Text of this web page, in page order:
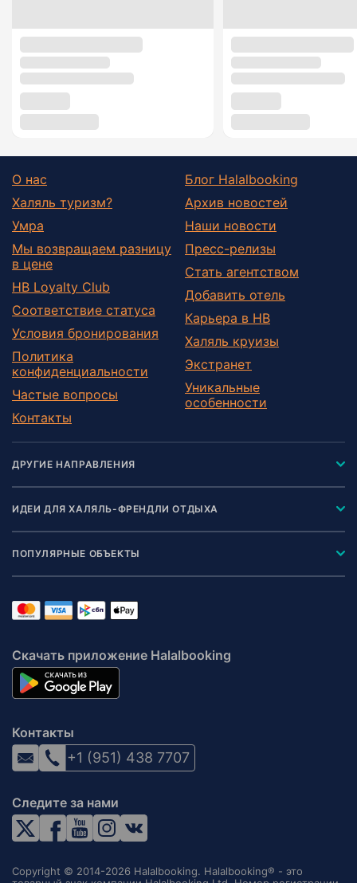
О нас
Халяль туризм?
Умра
Мы возвращаем разницу
в цене
HB Loyalty Club
Соответствие статуса
Условия бронирования
Политика
конфиденциальности
Частые вопросы
Контакты
Блог Halalbooking
Архив новостей
Наши новости
Пресс-релизы
Стать агентством
Добавить отель
Карьера в HB
Халяль круизы
Экстранет
Уникальные
особенности
ДРУГИЕ НАПРАВЛЕНИЯ
ИДЕИ ДЛЯ ХАЛЯЛЬ-ФРЕНДЛИ ОТДЫХА
ПОПУЛЯРНЫЕ ОБЪЕКТЫ
Скачать приложение Halalbooking
Контакты
+1 (951) 438 7707
Следите за нами
Copyright © 2014-2026 Halalbooking. Halalbooking® - это